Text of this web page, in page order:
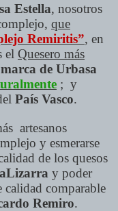
Estella, nosotros
que
Remiritis”, en
el Quesero más
de Urbasa
; y
País Vasco.
artesanos
y esmerarse
de los quesos
y poder
calidad comparable
Remiro.